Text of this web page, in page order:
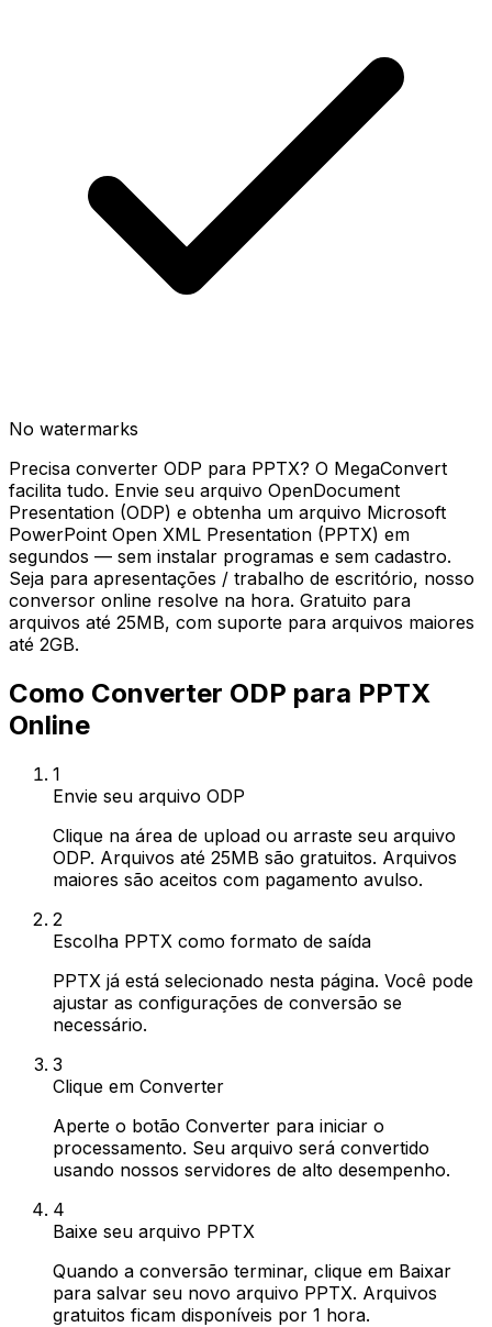
No watermarks
Precisa converter ODP para PPTX? O MegaConvert
facilita tudo. Envie seu arquivo OpenDocument
Presentation (ODP) e obtenha um arquivo Microsoft
PowerPoint Open XML Presentation (PPTX) em
segundos — sem instalar programas e sem cadastro.
Seja para apresentações / trabalho de escritório, nosso
conversor online resolve na hora. Gratuito para
arquivos até 25MB, com suporte para arquivos maiores
até 2GB.
Como Converter ODP para PPTX
Online
1
Envie seu arquivo ODP
Clique na área de upload ou arraste seu arquivo
ODP. Arquivos até 25MB são gratuitos. Arquivos
maiores são aceitos com pagamento avulso.
2
Escolha PPTX como formato de saída
PPTX já está selecionado nesta página. Você pode
ajustar as configurações de conversão se
necessário.
3
Clique em Converter
Aperte o botão Converter para iniciar o
processamento. Seu arquivo será convertido
usando nossos servidores de alto desempenho.
4
Baixe seu arquivo PPTX
Quando a conversão terminar, clique em Baixar
para salvar seu novo arquivo PPTX. Arquivos
gratuitos ficam disponíveis por 1 hora.